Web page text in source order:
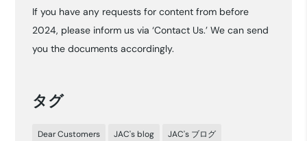
イ
ブ
If you have any requests for content from before
2024, please inform us via ‘Contact Us.’ We can send
you the documents accordingly.
タグ
Dear Customers JAC's blog JAC's ブログ